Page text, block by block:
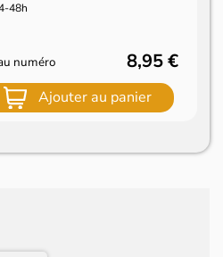
48h
numéro 8,95 €
Ajouter au panier